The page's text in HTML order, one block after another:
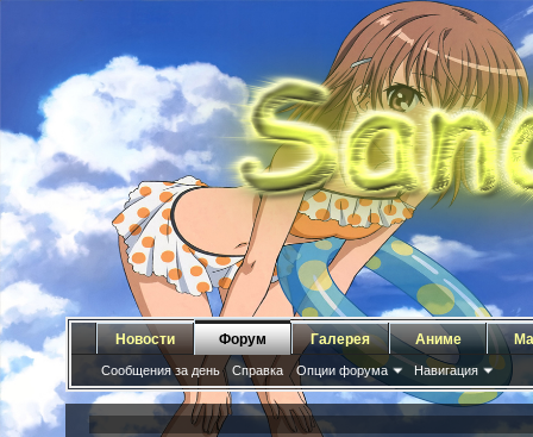
Новости Форум
Сообщения за день Справка Опции форума Навигация
Галерея Аниме